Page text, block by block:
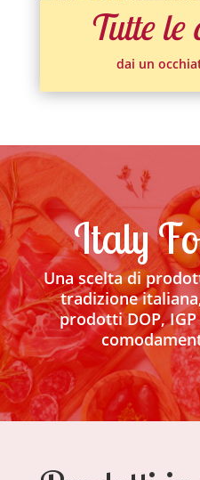
Tutte le
dai un
Italy
Una scelta di
tradizione
prodotti DOP,